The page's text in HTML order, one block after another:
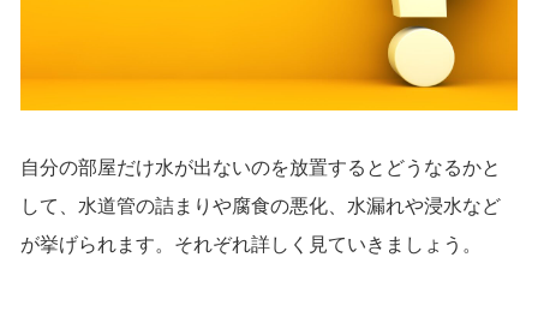
自分の部屋だけ水が出ないのを放置するとどうなるかと
して、水道管の詰まりや腐食の悪化、水漏れや浸水など
が挙げられます。それぞれ詳しく見ていきましょう。